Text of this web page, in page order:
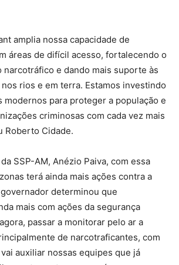
amplia nossa capacidade de
áreas de difícil acesso, fortalecendo o
narcotráfico e dando mais suporte às
rios e em terra. Estamos investindo
modernos para proteger a população e
criminosas com cada vez mais
Roberto Cidade.
SSP-AM, Anézio Paiva, com essa
terá ainda mais ações contra a
determinou que
mais com ações da segurança
passar a monitorar pelo ar a
de narcotraficantes, com
auxiliar nossas equipes que já